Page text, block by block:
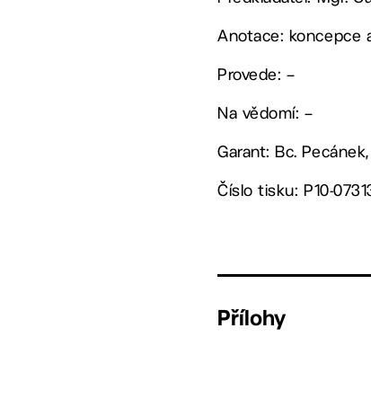
Anotace: koncepce
Provede: –
Na vědomí: –
Garant: Bc.
Číslo tisku: P10-
Přílohy